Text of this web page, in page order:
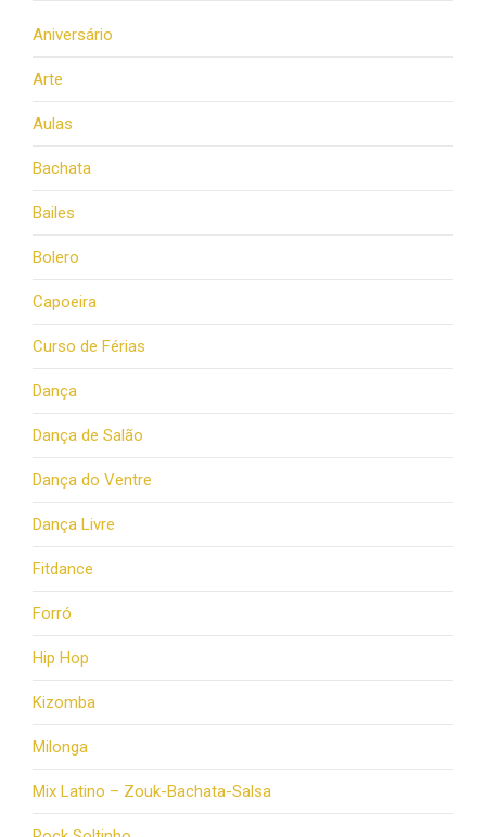
Aniversário
Arte
Aulas
Bachata
Bailes
Bolero
Capoeira
Curso de Férias
Dança
Dança de Salão
Dança do Ventre
Dança Livre
Fitdance
Forró
Hip Hop
Kizomba
Milonga
Mix Latino – Zouk-Bachata-Salsa